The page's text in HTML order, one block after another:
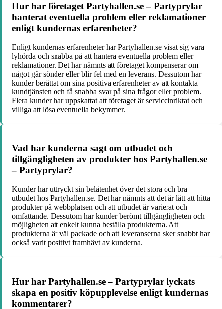
Hur har företaget Partyhallen.se – Partyprylar
hanterat eventuella problem eller reklamationer
enligt kundernas erfarenheter?
Enligt kundernas erfarenheter har Partyhallen.se visat sig vara
lyhörda och snabba på att hantera eventuella problem eller
reklamationer. Det har nämnts att företaget kompenserar om
något går sönder eller blir fel med en leverans. Dessutom har
kunder berättat om sina positiva erfarenheter av att kontakta
kundtjänsten och få snabba svar på sina frågor eller problem.
Flera kunder har uppskattat att företaget är serviceinriktat och
villiga att lösa eventuella bekymmer.
Vad har kunderna sagt om utbudet och
tillgängligheten av produkter hos Partyhallen.se
– Partyprylar?
Kunder har uttryckt sin belåtenhet över det stora och bra
utbudet hos Partyhallen.se. Det har nämnts att det är lätt att hitta
produkter på webbplatsen och att utbudet är varierat och
omfattande. Dessutom har kunder berömt tillgängligheten och
möjligheten att enkelt kunna beställa produkterna. Att
produkterna är väl packade och att leveranserna sker snabbt har
också varit positivt framhävt av kunderna.
Hur har Partyhallen.se – Partyprylar lyckats
skapa en positiv köpupplevelse enligt kundernas
kommentarer?